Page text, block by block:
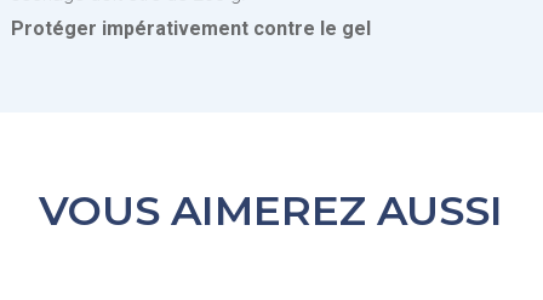
Protéger impérativement contre le gel
VOUS AIMEREZ AUSSI